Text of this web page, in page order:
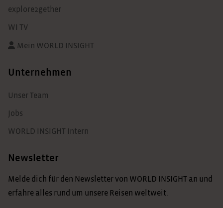
explore2gether
WI TV
Mein WORLD INSIGHT
Unternehmen
Unser Team
Jobs
WORLD INSIGHT Intern
Newsletter
Melde dich für den Newsletter von WORLD INSIGHT an und
erfahre alles rund um unsere Reisen weltweit.